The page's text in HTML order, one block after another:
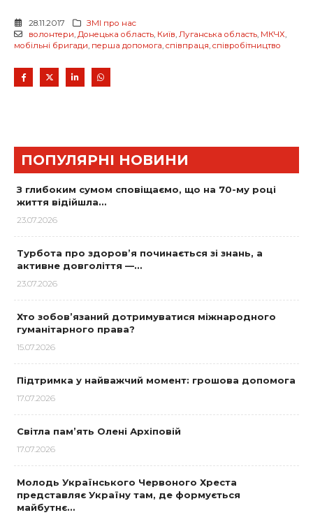
28.11.2017
ЗМІ про нас
волонтери, Донецька область, Київ, Луганська область, МКЧХ,
мобільні бригади, перша допомога, співпраця, співробітництво
ПОПУЛЯРНІ НОВИНИ
З глибоким сумом сповіщаємо, що на 70-му році
життя відійшла…
23.07.2026
Турбота про здоров’я починається зі знань, а
активне довголіття —…
23.07.2026
Хто зобов’язаний дотримуватися міжнародного
гуманітарного права?
15.07.2026
Підтримка у найважчий момент: грошова допомога
17.07.2026
Світла пам’ять Олені Архіповій
17.07.2026
Молодь Українського Червоного Хреста
представляє Україну там, де формується
майбутнє…